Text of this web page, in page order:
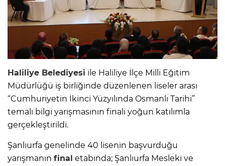
Haliliye Belediyesi ile Haliliye İlçe Milli Eğitim
Müdürlüğü iş birliğinde düzenlenen liseler arası
“Cumhuriyetin İkinci Yüzyılında Osmanlı Tarihi”
temalı bilgi yarışmasının finali yoğun katılımla
gerçekleştirildi.
Şanlıurfa genelinde 40 lisenin başvurduğu
yarışmanın final etabında; Şanlıurfa Mesleki ve